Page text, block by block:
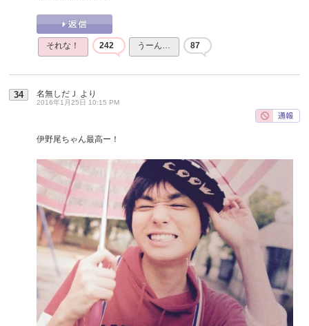
それな！ 242 うーん… 87
34 名無しだＪ より
2016年1月25日 10:15 PM
伊野尾ちゃん最高ー！